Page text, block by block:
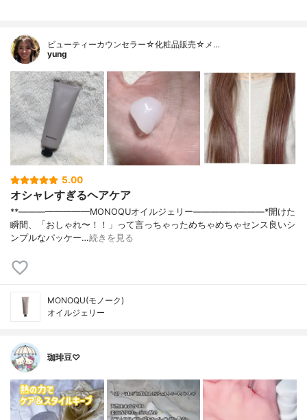
ビューティーカウンセラー☆化粧品販売☆メ…
yung
5.00
オシャレすぎるヘアケア
⁡**————————⁡MONOQU⁡オイルジェリー⁡————————⁡*開けた
瞬間、「おしゃれ〜！！」って言っちゃっためちゃめちゃセンス良いシ
ンプルなパッケー…続きを見る
MONOQU(モノーク)
オイルジェリー
珈琲豆♡